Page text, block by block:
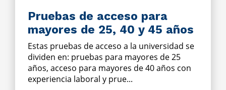
Pruebas de acceso para
mayores de 25, 40 y 45 años
Estas pruebas de acceso a la universidad se
dividen en: pruebas para mayores de 25
años, acceso para mayores de 40 años con
experiencia laboral y prue...